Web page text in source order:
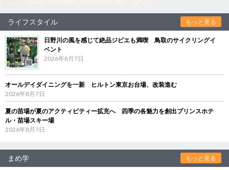
ライフスタイル もっと見る
日野川の風を感じて絶品ジビエも満喫 鳥取のサイクリングイ
ベント
2026年8月7日
オールデイダイニングを一新 ヒルトン東京お台場、改装進む
2026年8月7日
夏の苗場が夏のアクティビティー拡充へ 四季の各魅力を創出プリンスホテ
ル・苗場スキー場
2026年8月7日
まめ学 もっと見る